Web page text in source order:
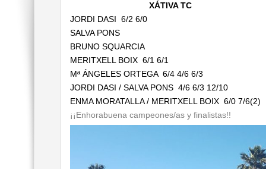
XÁTIVA TC
JORDI DASI 6/2 6/0
SALVA PONS
BRUNO SQUARCIA
MERITXELL BOIX 6/1 6/1
Mª ÁNGELES ORTEGA 6/4 4/6 6/3
JORDI DASI / SALVA PONS 4/6 6/3 12/10
ENMA MORATALLA / MERITXELL BOIX 6/0 7/6(2)
¡¡Enhorabuena campeones/as y finalistas!!